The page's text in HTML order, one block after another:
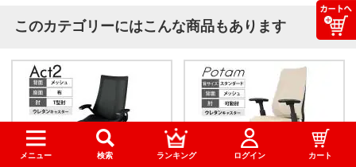
このカテゴリーにはこんな商品もあります
メニュー 検索 ランキング ログイン カート